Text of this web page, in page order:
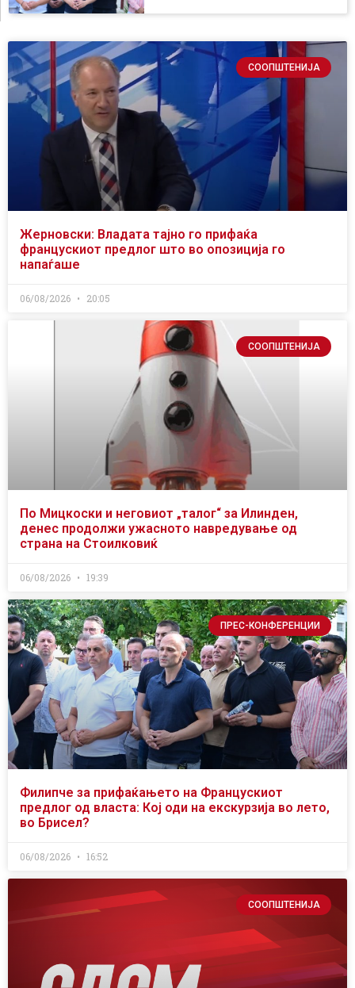
СООПШТЕНИЈА
Жерновски: Владата тајно го прифаќа
францускиот предлог што во опозиција го
напаѓаше
06/08/2026 20:05
СООПШТЕНИЈА
По Мицкоски и неговиот „талог“ за Илинден,
денес продолжи ужасното навредување од
страна на Стоилковиќ
06/08/2026 19:39
ПРЕС-КОНФЕРЕНЦИИ
Филипче за прифаќањето на Францускиот
предлог од власта: Кој оди на екскурзија во лето,
во Брисел?
06/08/2026 16:52
СООПШТЕНИЈА